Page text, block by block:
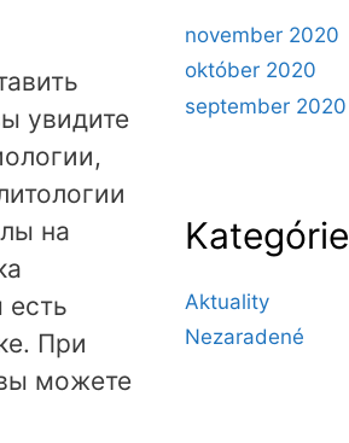
увидите
на
есть
При
можете
november 2020
október 2020
september 2020
Kategórie
Aktuality
Nezaradené